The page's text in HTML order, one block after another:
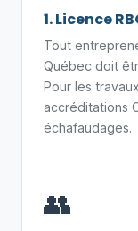
1. Licence
Tout
Québec doit
Pour les
accréditations
échafaudages.
👥